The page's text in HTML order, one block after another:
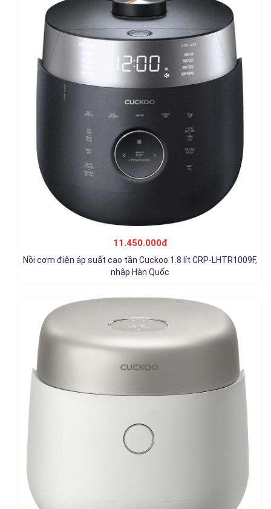
11.450.000đ
Nồi cơm điện áp suất cao tần Cuckoo 1.8 lít CRP-LHTR1009F,
nhập Hàn Quốc
Nồi cơm cao tần Cuckoo 1.08 lít CRP-NHTR0610FGW, nhập Hàn
Quốc
Chi tiết